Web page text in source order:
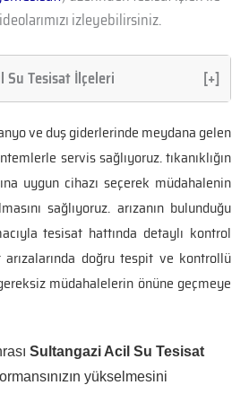
izleyebilirsiniz.
Su Tesisat İlçeleri [+]
ve duş giderlerinde meydana gelen
servis sağlıyoruz. tıkanıklığın
uygun cihazı seçerek müdahalenin
sağlıyoruz. arızanın bulunduğu
tesisat hattında detaylı kontrol
doğru tespit ve kontrollü
müdahalelerin önüne geçmeye
Sultangazi Acil Su Tesisat
yükselmesini